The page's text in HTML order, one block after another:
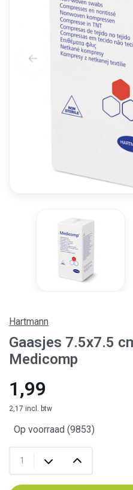
Hartmann
Gaasjes 7.5x7.5
Medicomp
1,99
2,17 incl. btw
Op voorraad (9853)